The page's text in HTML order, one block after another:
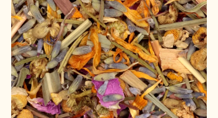
Pedidos y plazos de entrega
Personal Branding
Personal Branding
Personal Branding